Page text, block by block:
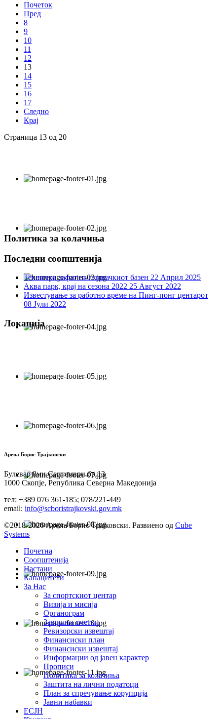
Почеток
Пред
8
9
10
11
12
13
14
15
16
17
Следно
Крај
Страница 13 од 20
Политика за колачиња
Последни соопштенија
Технички зафат на пливачкиот базен 22 Април 2025
Аква парк, крај на сезона 2022 25 Август 2022
Известување за работно време на Пинг-понг центарот
08 Јули 2022
Локација
Арена Борис Трајковски
Булевар 8ми Септември бр.13
1000 Скопје, Република Северна Македонија
тел: +389 076 361-185; 078/221-449
email: info@scboristrajkovski.gov.mk
©2018-2026 Арена Борис Трајковски. Развиено од Cube
Systems
Почетна
Соопштенија
Настани
Капацитети
За Нас
За спортскиот центар
Визија и мисија
Органограм
Завршни сметки
Ревизорски извештај
Финансиски план
Финансиски извештај
Информации од јавен карактер
Прописи
Политика за колачиња
Заштита на лични податоци
План за спречување корупција
Јавни набавки
ЕСЈН